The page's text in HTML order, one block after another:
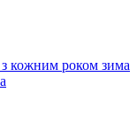
з кожним роком зима